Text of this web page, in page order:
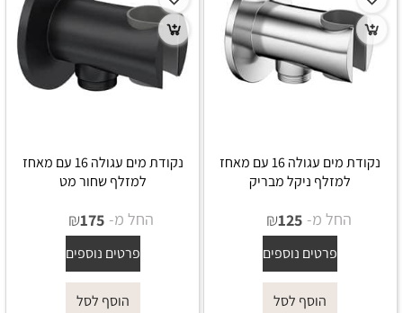
נקודת מים עגולה 16 עם מאחז
למזלף ניקל מבריק
החל מ- ₪125
פרטים נוספים
הוסף לסל
נקודת מים עגולה 16 עם מאחז
למזלף שחור מט
החל מ- ₪175
פרטים נוספים
הוסף לסל